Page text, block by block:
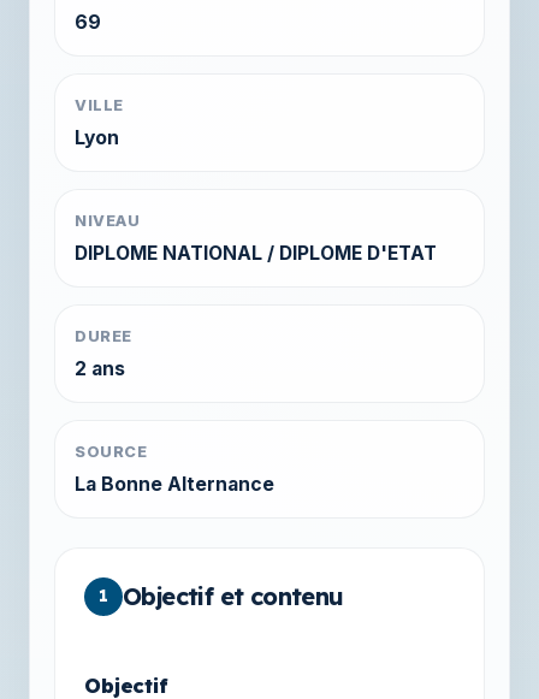
69
VILLE
Lyon
NIVEAU
DIPLOME NATIONAL / DIPLOME D'ETAT
DUREE
2 ans
SOURCE
La Bonne Alternance
1 Objectif et contenu
Objectif